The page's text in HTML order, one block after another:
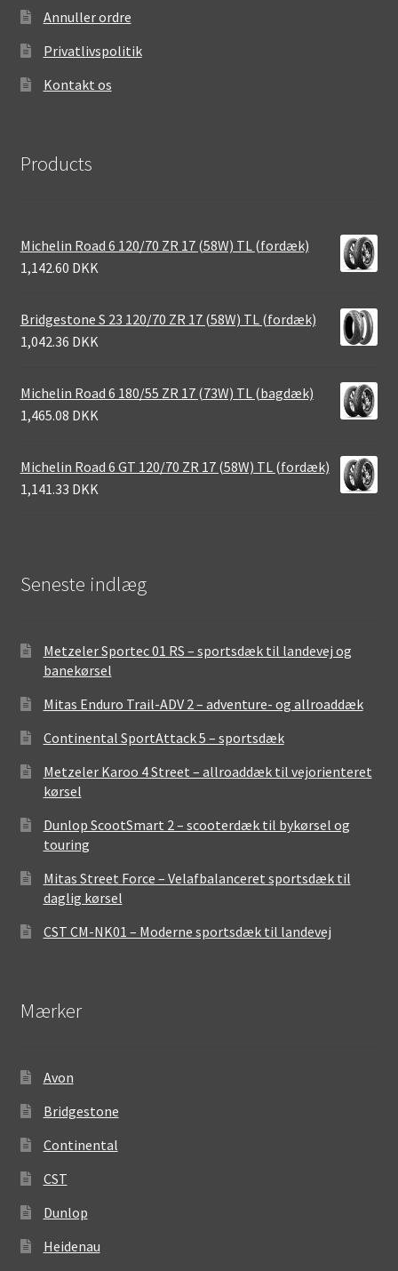
Annuller ordre
Privatlivspolitik
Kontakt os
Products
Michelin Road 6 120/70 ZR 17 (58W) TL (fordæk)
1,142.60 DKK
Bridgestone S 23 120/70 ZR 17 (58W) TL (fordæk)
1,042.36 DKK
Michelin Road 6 180/55 ZR 17 (73W) TL (bagdæk)
1,465.08 DKK
Michelin Road 6 GT 120/70 ZR 17 (58W) TL (fordæk)
1,141.33 DKK
Seneste indlæg
Metzeler Sportec 01 RS – sportsdæk til landevej og
banekørsel
Mitas Enduro Trail-ADV 2 – adventure- og allroaddæk
Continental SportAttack 5 – sportsdæk
Metzeler Karoo 4 Street – allroaddæk til vejorienteret
kørsel
Dunlop ScootSmart 2 – scooterdæk til bykørsel og
touring
Mitas Street Force – Velafbalanceret sportsdæk til
daglig kørsel
CST CM-NK01 – Moderne sportsdæk til landevej
Mærker
Avon
Bridgestone
Continental
CST
Dunlop
Heidenau